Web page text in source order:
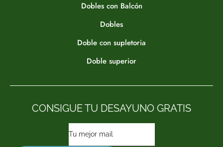
Dobles con Balcón
Dobles
Doble con supletoria
Doble superior
CONSIGUE TU DESAYUNO GRATIS